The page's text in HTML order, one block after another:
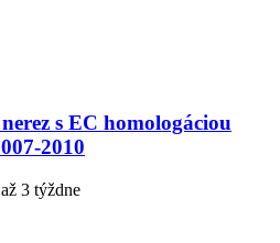
s EC homologáciou
2010
3 týždne